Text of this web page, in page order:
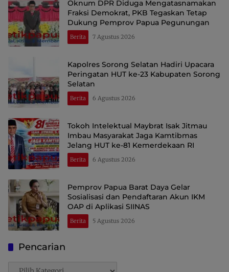
Oknum DPR Diduga Mengatasnamakan
Fraksi Demokrat, PKB Tegaskan Tetap
Dukung Pemprov Papua Pegunungan
Berita 7 Agustus 2026
Kapolres Sorong Selatan Hadiri Upacara
Peringatan HUT ke-23 Kabupaten Sorong
Selatan
Berita 6 Agustus 2026
Tokoh Intelektual Maybrat Isak Jitmau
Imbau Masyarakat Jaga Kamtibmas
Jelang HUT ke-81 Kemerdekaan RI
Berita 6 Agustus 2026
Pemprov Papua Barat Daya Gelar
Sosialisasi dan Pendaftaran Akun IKM
OAP di Aplikasi SIINAS
Berita 5 Agustus 2026
Pencarian
Pencarian